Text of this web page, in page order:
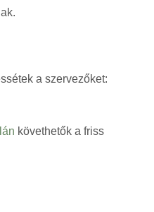
a szervezőket:
követhetők a friss